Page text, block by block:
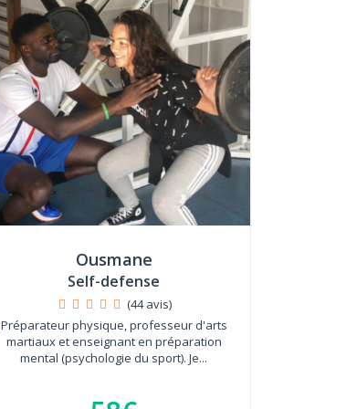
Ousmane
Self-defense
(44 avis)
Préparateur physique, professeur d'arts
martiaux et enseignant en préparation
mental (psychologie du sport). Je...